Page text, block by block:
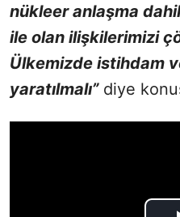
nükleer anlaşma
ile olan ilişkilerimizi
Ülkemizde istihdam
yaratılmalı”diye